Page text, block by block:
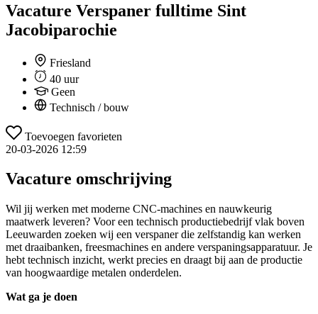
Vacature Verspaner fulltime Sint
Jacobiparochie
Friesland
40 uur
Geen
Technisch / bouw
Toevoegen favorieten
20-03-2026 12:59
Vacature omschrijving
Wil jij werken met moderne CNC-machines en nauwkeurig
maatwerk leveren? Voor een technisch productiebedrijf vlak boven
Leeuwarden zoeken wij een verspaner die zelfstandig kan werken
met draaibanken, freesmachines en andere verspaningsapparatuur. Je
hebt technisch inzicht, werkt precies en draagt bij aan de productie
van hoogwaardige metalen onderdelen.
Wat ga je doen